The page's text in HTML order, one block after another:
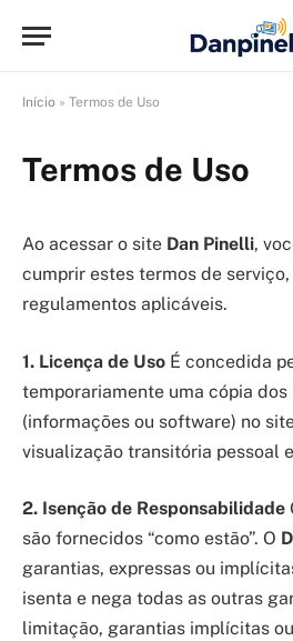
Início » Termos de Uso
Termos de Uso
Ao acessar o site Dan Pinelli,
cumprir estes termos de
regulamentos aplicáveis.
1. Licença de Uso É concedida
temporariamente uma cópia
(informações ou software) no
visualização transitória pessoal
2. Isenção de Responsabilidade
são fornecidos “como estão”. O
garantias, expressas ou
isenta e nega todas as outras
limitação, garantias implícitas